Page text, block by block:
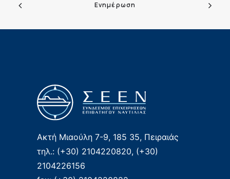
Ενημέρωση
Ακτή Μιαούλη 7-9, 185 35, Πειραιάς
τηλ.: (+30) 2104220820, (+30)
2104226156